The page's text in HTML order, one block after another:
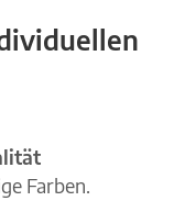
Farben.